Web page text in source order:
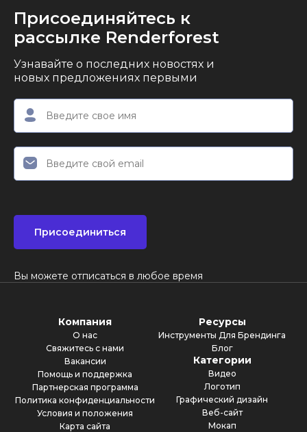
Присоединяйтесь к
рассылке Renderforest
Узнавайте о последних новостях и
новых предложениях первыми
Присоединиться
Вы можете отписаться в любое время
Компания
О нас
Свяжитесь с нами
Вакансии
Помощь и поддержка
Партнерская программа
Политика конфиденциальности
Условия и положения
Карта сайта
Ресурсы
Инструменты Для Брендинга
Блог
Категории
Видео
Логотип
Графический дизайн
Веб-сайт
Мокап